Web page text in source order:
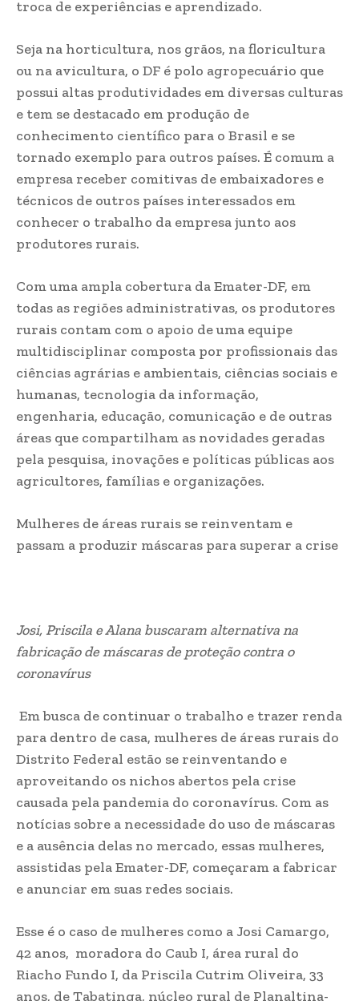
troca de experiências e aprendizado.
Seja na horticultura, nos grãos, na floricultura
ou na avicultura, o DF é polo agropecuário que
possui altas produtividades em diversas culturas
e tem se destacado em produção de
conhecimento científico para o Brasil e se
tornado exemplo para outros países. É comum a
empresa receber comitivas de embaixadores e
técnicos de outros países interessados em
conhecer o trabalho da empresa junto aos
produtores rurais.
Com uma ampla cobertura da Emater-DF, em
todas as regiões administrativas, os produtores
rurais contam com o apoio de uma equipe
multidisciplinar composta por profissionais das
ciências agrárias e ambientais, ciências sociais e
humanas, tecnologia da informação,
engenharia, educação, comunicação e de outras
áreas que compartilham as novidades geradas
pela pesquisa, inovações e políticas públicas aos
agricultores, famílias e organizações.
Mulheres de áreas rurais se reinventam e
passam a produzir máscaras para superar a crise
Josi, Priscila e Alana buscaram alternativa na
fabricação de máscaras de proteção contra o
coronavírus
Em busca de continuar o trabalho e trazer renda
para dentro de casa, mulheres de áreas rurais do
Distrito Federal estão se reinventando e
aproveitando os nichos abertos pela crise
causada pela pandemia do coronavírus. Com as
notícias sobre a necessidade do uso de máscaras
e a ausência delas no mercado, essas mulheres,
assistidas pela Emater-DF, começaram a fabricar
e anunciar em suas redes sociais.
Esse é o caso de mulheres como a Josi Camargo,
42 anos, moradora do Caub I, área rural do
Riacho Fundo I, da Priscila Cutrim Oliveira, 33
anos, de Tabatinga, núcleo rural de Planaltina-